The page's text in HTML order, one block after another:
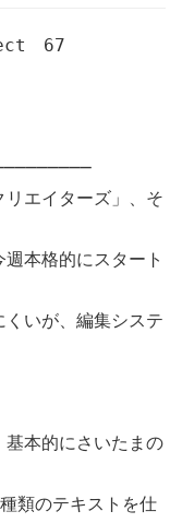
67
エイターズ」、そ
本格的にスタート
いが、編集システ
本的にさいたまの
類のテキストを仕